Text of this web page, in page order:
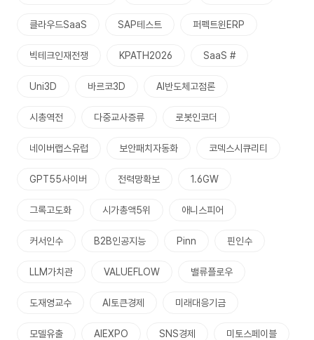
클라우드SaaS SAP테스트 퍼펙트윈ERP
빅테크인재전쟁 KPATH2026 SaaS #
Uni3D 바르코3D AI반도체고점론
시총역전 다중교사증류 로봇인코더
네이버랩스유럽 보안패치자동화 코덱스시큐리티
GPT55사이버 전력망확보 1.6GW
그록고도화 시가총액5위 애니스피어
커서인수 B2B인공지능 Pinn 핀인수
LLM가치관 VALUEFLOW 밸류플로우
도재영교수 AI토큰경제 미래대응기금
모델유출 AIEXPO SNS경제 미토스페이블